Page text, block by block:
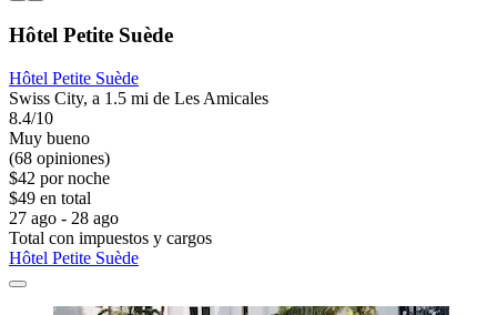
Hôtel Petite Suède
Hôtel Petite Suède
Swiss City, a 1.5 mi de Les Amicales
8.4/10
Muy bueno
(68 opiniones)
$42 por noche
$49 en total
27 ago - 28 ago
Total con impuestos y cargos
Hôtel Petite Suède